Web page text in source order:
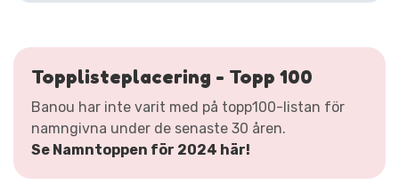
Topplisteplacering - Topp 100
Banou har inte varit med på topp100-listan för
namngivna under de senaste 30 åren.
Se Namntoppen för 2024 här!